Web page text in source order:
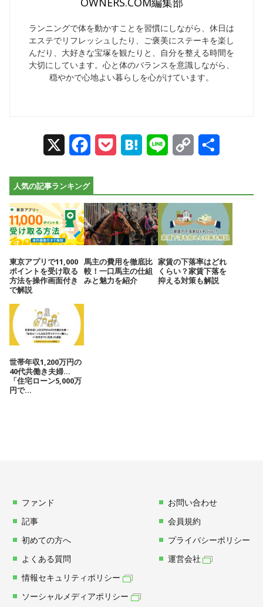
ランニングで体を動かすことを習慣にしながら、休日は
エステでリフレッシュしたり、ご褒美にステーキを楽し
んだり、大好きな宝塚を観たりと、自分を整える時間を
大切にしています。心と体のバランスを意識しながら、
穏やかで心地よい暮らしを心がけています。
Facebook
Pocket Hatena Line
Copy
人気の記事ランキング
東京アプリで11,000
ポイントを受け取る
方法を操作画面付き
で解説
馬主の費用を徹底比
較！一口馬主の仕組
みと魅力を紹介
家賃の下落率はどれ
くらい？家賃下落を
抑える対策も解説
世帯年収1,200万円の
40代共働き夫婦…
「住宅ローン5,000万
円で...
ファンド
記事
初めての方へ
よくある質問
お問い合わせ
会員規約
プライバシーポリシー
運営会社
情報セキュリティポリシー
ソーシャルメディアポリシー